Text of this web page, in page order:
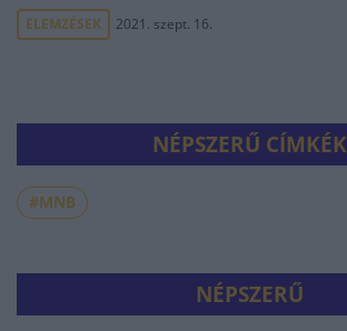
ELEMZÉSEK 2021. szept. 16.
NÉPSZERŰ CÍMKÉK
#MNB
NÉPSZERŰ